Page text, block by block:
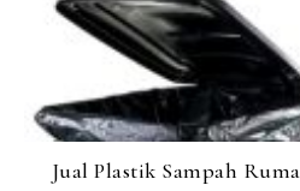
Jual Plastik Sampah